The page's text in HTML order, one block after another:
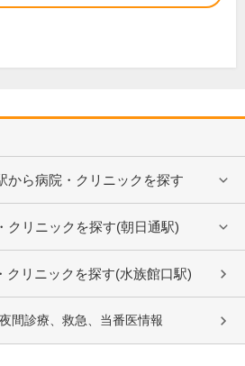
から病院・クリニックを探す
クリニックを探す(朝日通駅)
クリニックを探す(水族館口駅)
間診療、救急、当番医情報